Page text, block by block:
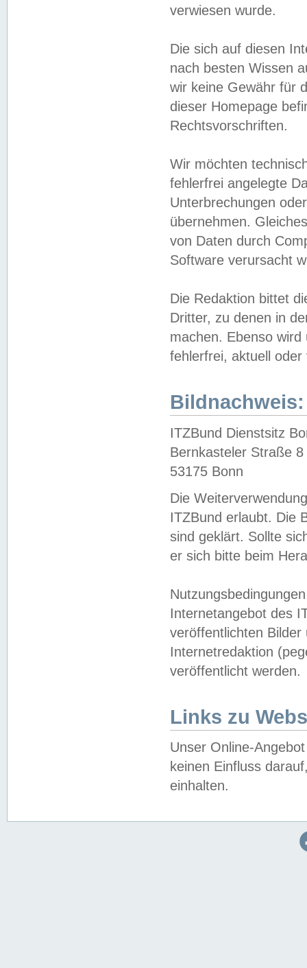
verwiesen wurde.
Die sich auf diesen
nach besten Wissen
wir keine Gewähr für
dieser Homepage
Rechtsvorschriften.
Wir möchten
fehlerfrei angelegte
Unterbrechungen
übernehmen.
von Daten durch
Software verursacht
Die Redaktion bittet
Dritter, zu denen in
machen. Ebenso
fehlerfrei, aktuell oder
Bildnachweis:
ITZBund Dienstsitz
Bernkasteler Straße 8
53175 Bonn
Die
ITZBund erlaubt. Die
sind geklärt. Sollte
er sich bitte beim
Internetangebot des
veröffentlichten
Internetredaktion
veröffentlicht werden.
Links zu
Unser Online-
keinen Einfluss
einhalten.